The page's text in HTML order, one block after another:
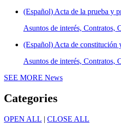
(Español) Acta de la prueba y
Asuntos de interés, Contratos,
(Español) Acta de constitución
Asuntos de interés, Contratos,
SEE MORE News
Categories
OPEN ALL | CLOSE ALL